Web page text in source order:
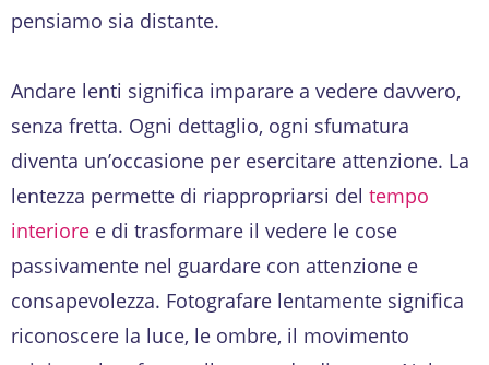
pensiamo sia distante.
Andare lenti significa imparare a vedere davvero,
senza fretta. Ogni dettaglio, ogni sfumatura
diventa un’occasione per esercitare attenzione. La
lentezza permette di riappropriarsi del tempo
interiore e di trasformare il vedere le cose
passivamente nel guardare con attenzione e
consapevolezza. Fotografare lentamente significa
riconoscere la luce, le ombre, il movimento